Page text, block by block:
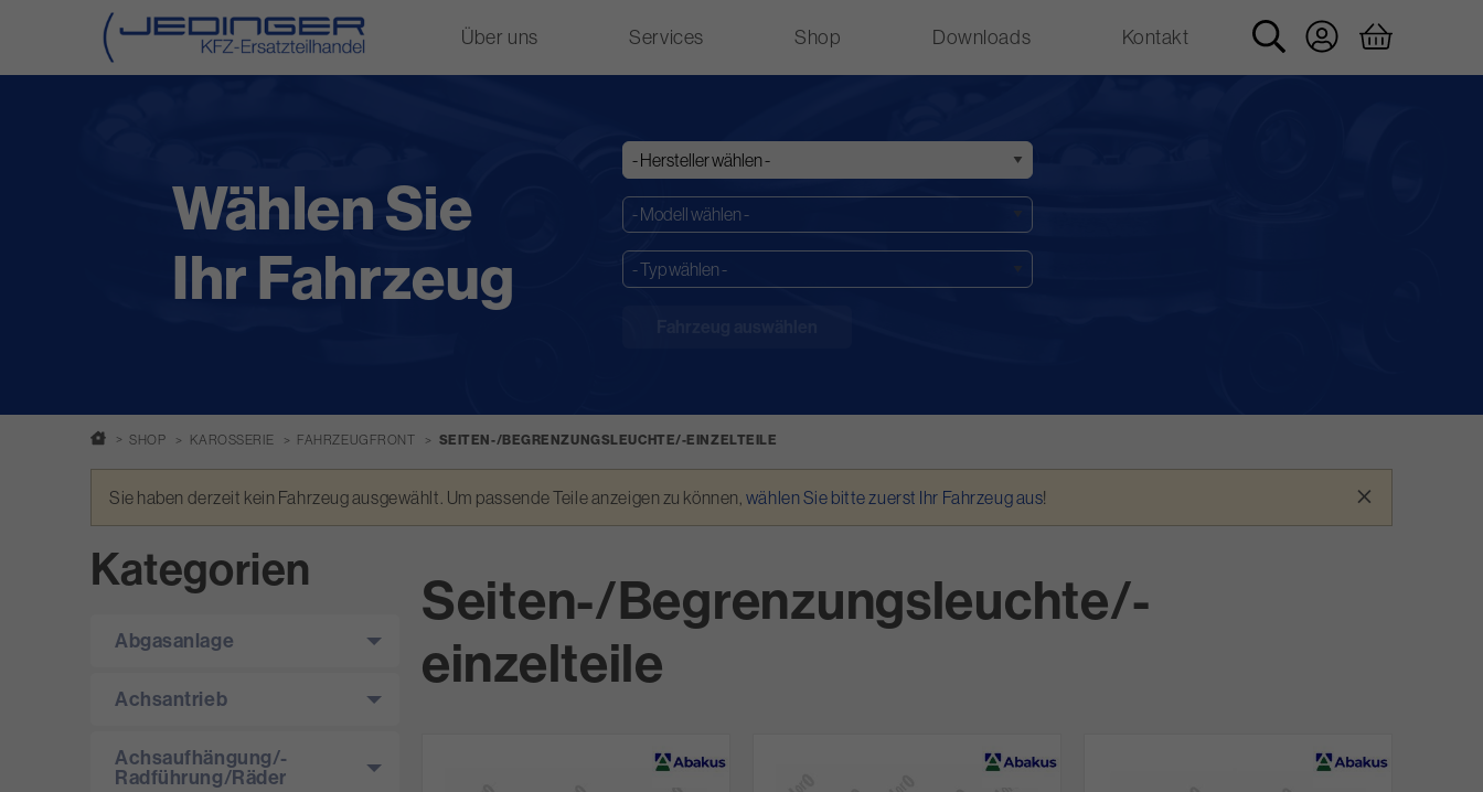
Über uns Services Shop Downloads Kontakt
Wählen Sie
Ihr Fahrzeug
SHOP KAROSSERIE FAHRZEUGFRONT SEITEN-/BEGRENZUNGSLEUCHTE/-EINZELTEILE
Warnmeldung
Sie haben derzeit kein Fahrzeug ausgewählt. Um passende Teile anzeigen zu können, wählen Sie bitte zuerst Ihr Fahrzeug aus! ×
Seiten-/Begrenzungsleuchte/-
einzelteile
Kategorien
Abgasanlage
Achsantrieb
Achsaufhängung/­
Radführung/­Räder